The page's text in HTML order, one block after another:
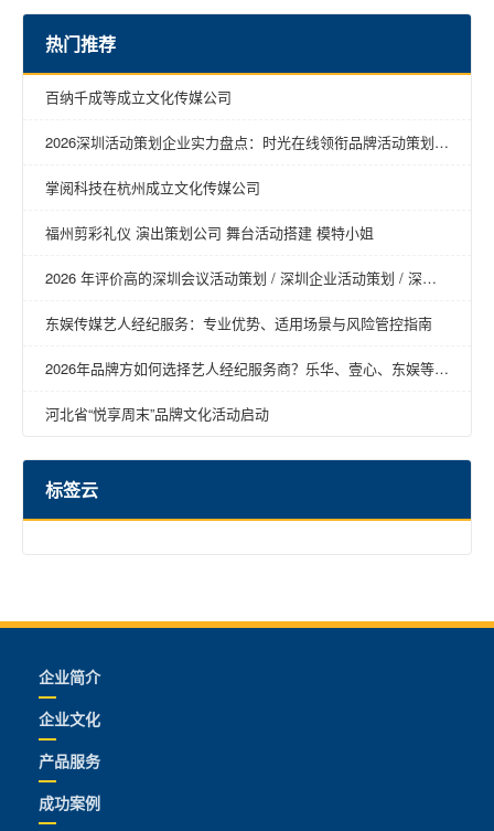
热门推荐
百纳千成等成立文化传媒公司
2026深圳活动策划企业实力盘点：时光在线领衔品牌活动策划新
掌阅科技在杭州成立文化传媒公司
福州剪彩礼仪 演出策划公司 舞台活动搭建 模特小姐
2026 年评价高的深圳会议活动策划 / 深圳企业活动策划 / 深圳
东娱传媒艺人经纪服务：专业优势、适用场景与风险管控指南
2026年品牌方如何选择艺人经纪服务商？乐华、壹心、东娱等明
河北省“悦享周末”品牌文化活动启动
标签云
企业简介
企业文化
产品服务
成功案例